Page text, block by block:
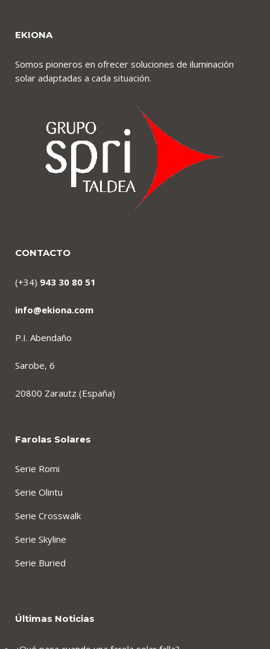
EKIONA
Somos pioneros en ofrecer soluciones de iluminación
solar adaptadas a cada situación.
CONTACTO
(+34) 943 30 80 51
info@ekiona.com
P.I. Abendaño
Sarobe, 6
20800 Zarautz (España)
Farolas Solares
Serie Romi
Serie Olintu
Serie Crosswalk
Serie Skyline
Serie Buried
Últimas Noticias